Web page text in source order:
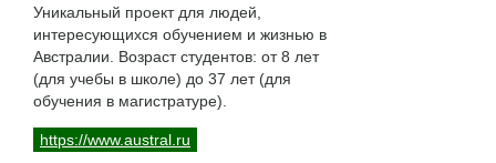
Уникальный проект для людей,
интересующихся обучением и жизнью в
Австралии. Возраст студентов: от 8 лет
(для учебы в школе) до 37 лет (для
обучения в магистратуре).
https://www.austral.ru